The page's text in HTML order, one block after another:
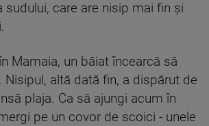
sudului, care are nisip mai fin și
Mamaia, un băiat încearcă să
Nisipul, altă dată fin, a dispărut de
plaja. Ca să ajungi acum în
pe un covor de scoici - unele